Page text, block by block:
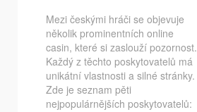
Mezi českými hráči se objevuje
několik prominentních online
casin, které si zaslouží pozornost.
Každý z těchto poskytovatelů má
unikátní vlastnosti a silné stránky.
Zde je seznam pěti
nejpopulárnějších poskytovatelů: